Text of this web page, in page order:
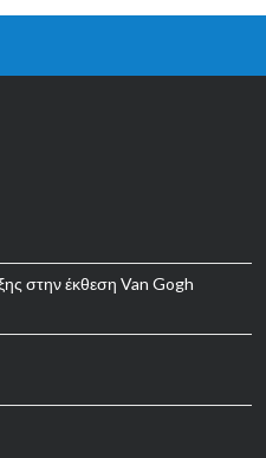
στην έκθεση Van Gogh